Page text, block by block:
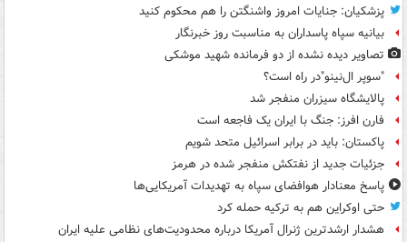
پزشکیان: جنایات امروز واشنگتن را هم محکوم کنید
بیانیه سپاه پاسداران به مناسبت روز خبرنگار
تصاویر دیده‌ نشده از دو فرمانده شهید موشکی
"سوپر ال‌نینو"در راه است؟
پالایشگاه سیزران منفجر شد
فارن افرز: جنگ با ایران یک فاجعه است
پاکستان: باید در برابر اسرائیل متحد شویم
جزئیات جدید از نفتکش منفجر شده در هرمز
پاسخ معنادار هوافضای سپاه به تهدیدات آمریکایی‌ها
حتی اوکراین هم به ترکیه حمله کرد
هشدار ارشدترین ژنرال آمریکا درباره محدودیت‌های نظامی علیه ایران